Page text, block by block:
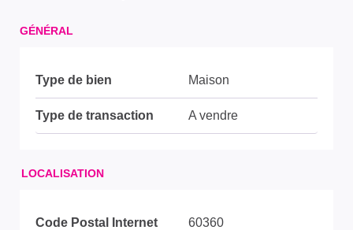
GÉNÉRAL
Type de bien Maison
Type de transaction A vendre
LOCALISATION
Code Postal Internet 60360